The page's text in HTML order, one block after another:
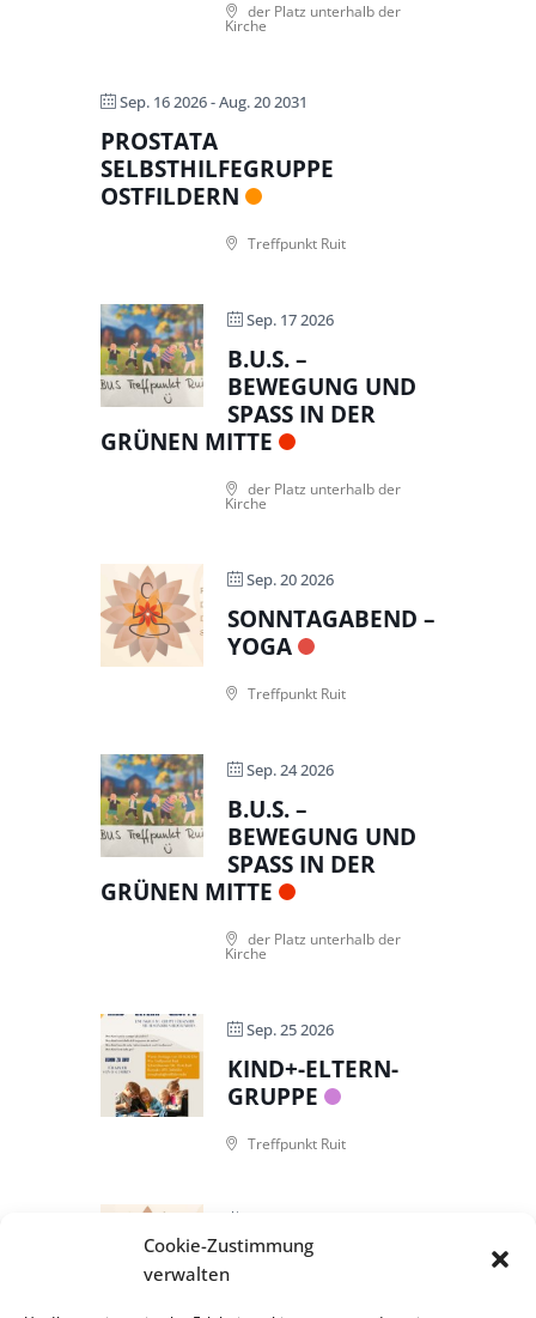
Cookie-Zustimmung
verwalten
der Platz unterhalb der
Kirche
Sep. 16 2026- Aug. 20 2031
PROSTATA
SELBSTHILFEGRUPPE
OSTFILDERN
Treffpunkt Ruit
Sep. 17 2026
B.U.S. –
BEWEGUNG UND
SPASS IN DER G
RÜNEN MITTE
der Platz unterhalb der
Kirche
Sep. 20 2026
SONNTAGABEND –
YOGA
Treffpunkt Ruit
Sep. 24 2026
B.U.S. –
BEWEGUNG UND
SPASS IN DER G
RÜNEN MITTE
der Platz unterhalb der
Kirche
Sep. 25 2026
KIND+-ELTERN-
GRUPPE
Treffpunkt Ruit
SONNTAGABEND –
YOGA